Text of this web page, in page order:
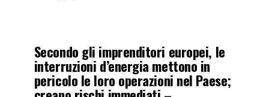
Secondo gli imprenditori europei, le
interruzioni d’energia mettono in
pericolo le loro operazioni nel Paese;